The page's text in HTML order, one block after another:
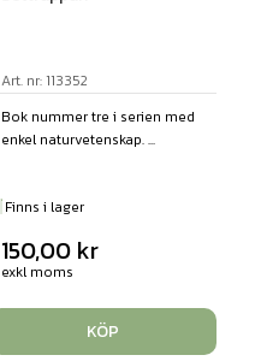
Art. nr: 113352
Bok nummer tre i serien med
enkel naturvetenskap. ...
Finns i lager
150,00 kr
exkl moms
KÖP